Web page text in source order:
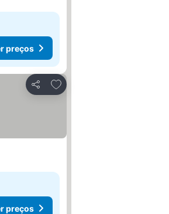
preços
Partilhar
Adicionar aos favoritos
preços